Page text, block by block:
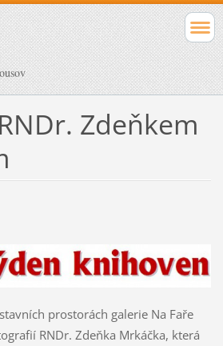
Zdeňkem
prostorách galerie Na Faře
RNDr. Zdeňka Mrkáčka, která